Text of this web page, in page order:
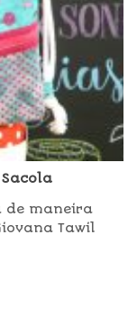
de maneira
Tawil